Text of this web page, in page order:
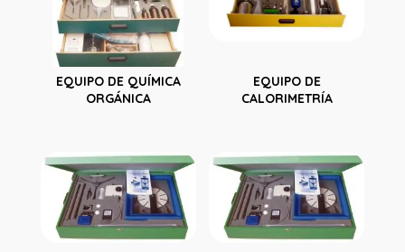
EQUIPO DE QUÍMICA
ORGÁNICA
EQUIPO DE
CALORIMETRÍA